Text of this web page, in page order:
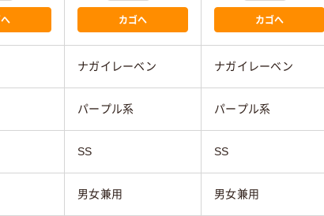
カゴへ カゴへ
ナガイレーベン ナガイレーベン
パープル系 パープル系
SS SS
男女兼用 男女兼用